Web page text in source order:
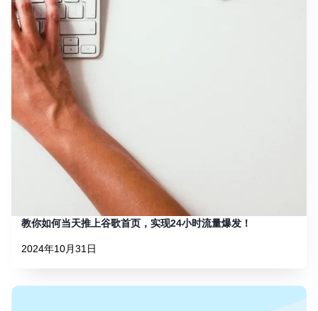
教你如何当天推上谷歌首页，实现24小时流量爆发！
2024年10月31日